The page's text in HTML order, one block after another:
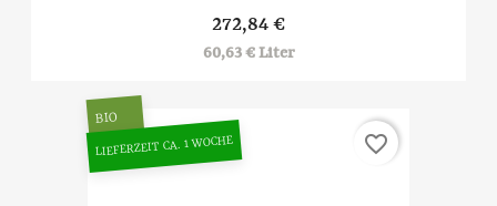
272,84 €
60,63 € Liter
BIO
LIEFERZEIT CA. 1 WOCHE favorite_border